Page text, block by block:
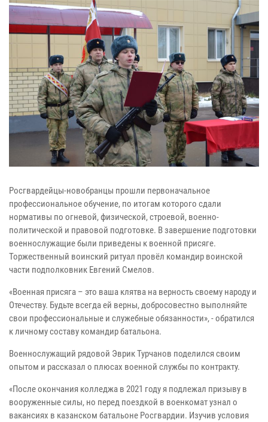
Росгвардейцы-новобранцы прошли первоначальное
профессиональное обучение, по итогам которого сдали
нормативы по огневой, физической, строевой, военно-
политической и правовой подготовке. В завершение подготовки
военнослужащие были приведены к военной присяге.
Торжественный воинский ритуал провёл командир воинской
части подполковник Евгений Смелов.
«Военная присяга – это ваша клятва на верность своему народу и
Отечеству. Будьте всегда ей верны, добросовестно выполняйте
свои профессиональные и служебные обязанности», - обратился
к личному составу командир батальона.
Военнослужащий рядовой Эврик Турчанов поделился своим
опытом и рассказал о плюсах военной службы по контракту.
«После окончания колледжа в 2021 году я подлежал призыву в
вооруженные силы, но перед поездкой в военкомат узнал о
вакансиях в казанском батальоне Росгвардии. Изучив условия